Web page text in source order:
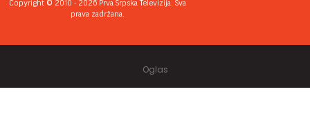
Copyright © 2010 - 2026 Prva Srpska Televizija. Sva
prava zadržana.